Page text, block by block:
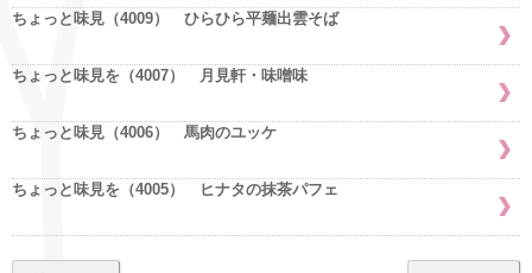
ちょっと味見（4009） ひらひら平麺出雲そば
ちょっと味見を（4007） 月見軒・味噌味
ちょっと味見（4006） 馬肉のユッケ
ちょっと味見を（4005） ヒナタの抹茶パフェ